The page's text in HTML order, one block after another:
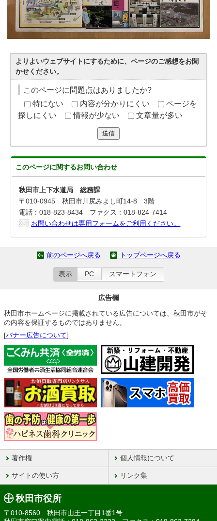
よりよいウェブサイトにするために、ページのご感想をお聞
かせください。
このページに問題点はありましたか?
特にない
内容が分かりにくい
ページを
探しにくい
情報が少ない 文章量が多い
送信
このページに関するお問い合わせ
秋田市上下水道局 総務課
〒010-0945 秋田市川尻みよし町14-8 3階
電話：018-823-8434 ファクス：018-824-7414
お問い合わせは専用フォームをご利用ください。
前のページへ戻る トップページへ戻る
表示 PC スマートフォン
広告欄
秋田市ホームページに掲載されている広告については、秋田市がそ
の内容を保証するものではありません。
[バナー広告について]
著作権 個人情報について
サイトの使い方 リンク集
秋田市役所
〒010-8560 秋田市山王一丁目1番1号